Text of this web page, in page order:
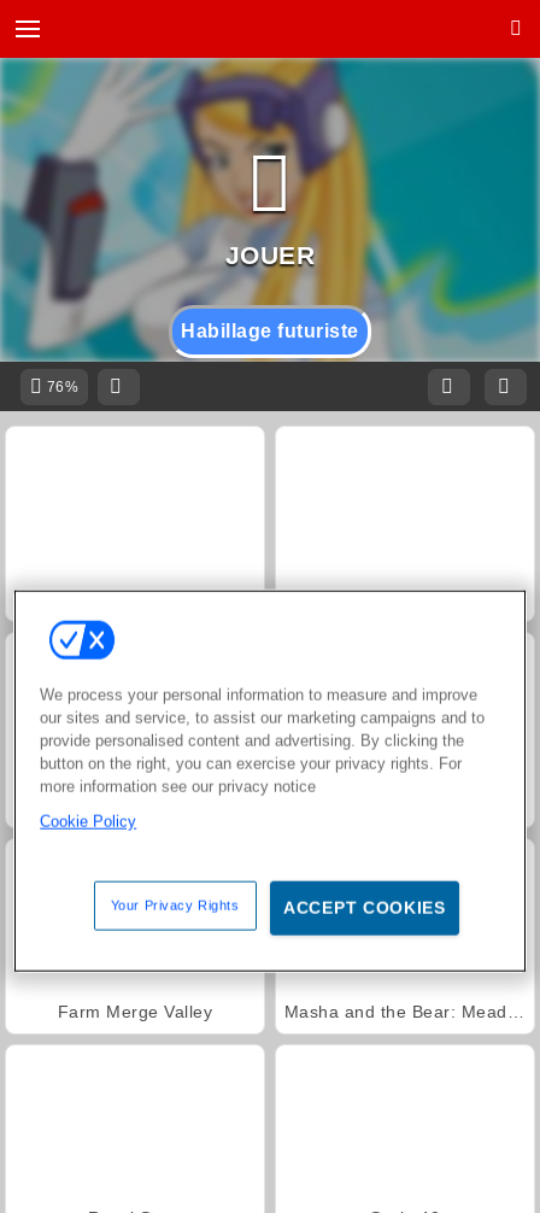
Habillage futuriste
76%
Farm Merge Valley
We process your personal information to measure and improve
our sites and service, to assist our marketing campaigns and to
provide personalised content and advertising. By clicking the
button on the right, you can exercise your privacy rights. For
more information see our privacy notice
Cookie Policy
Your Privacy Rights ACCEPT COOKIES